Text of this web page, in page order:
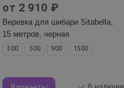
от 2 910 ₽
Веревка для шибари Sitabella,
15 метров, черная
300 500 900 1500